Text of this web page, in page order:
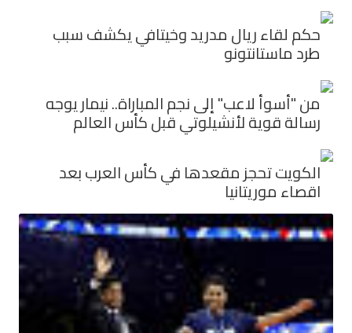
حكم لقاء ريال مدريد وخيتافي يكشف سبب
طرد ماستانتونو
من "أسوأ لاعب" إلى نجم المباراة.. نيمار يوجه
رسالة قوية لأنشيلوتي قبل كأس العالم
الكويت تحجز مقعدها في كأس العرب بعد
اقصاء موريتانيا